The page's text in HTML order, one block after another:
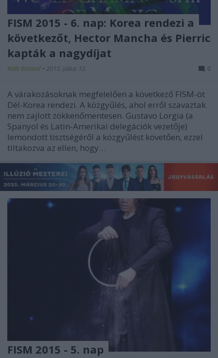
FISM 2015 - 6. nap: Korea rendezi a
következőt, Hector Mancha és Pierric
kapták a nagydíjat
Kelle Botond • 2015. július 12. 0
A várakozásoknak megfelelően a következő FISM-öt
Dél-Korea rendezi. A közgyűlés, ahol erről szavaztak
nem zajlott zökkenőmentesen. Gustavo Lorgia (a
Spanyol és Latin-Amerikai delegációk vezetője)
lemondott tisztségéről a közgyűlést követően, ezzel
tiltakozva az ellen, hogy…
FISM 2015 - 5. nap